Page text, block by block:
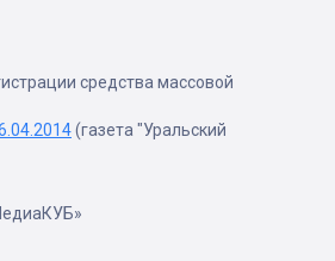
средства массовой
(газета "Уральский